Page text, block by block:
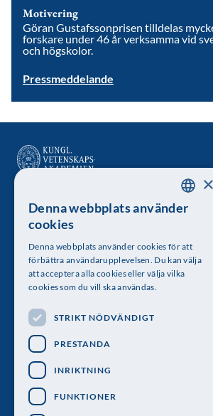
Motivering
Göran Gustafssonprisen tilldelas
forskare under 46 år verksamma vid
och högskolor.
Pressmeddelande
Kungl. Vetenskapsakademien
Besöksadress: Lilla Frescativägen 4A
Telefon: 08-673 95 00
Följ oss
SWEDISH
×
Denna webbplats använder
cookies
Denna webbplats använder cookies för att
förbättra användarupplevelsen. Du kan välja
att acceptera alla cookies eller välja vilka
cookies som du vill ska användas.
STRIKT NÖDVÄNDIGT
PRESTANDA
INRIKTNING
FUNKTIONER